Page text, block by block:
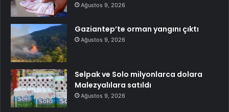
Ağustos 9, 2026
Gaziantep’te orman yangını çıktı
Ağustos 9, 2026
Selpak ve Solo milyonlarca dolara
Malezyalılara satıldı
Ağustos 9, 2026